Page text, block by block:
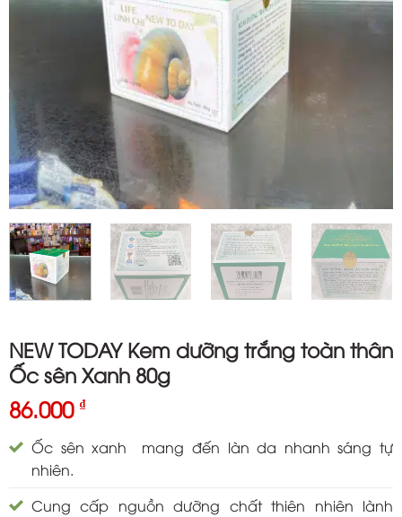
NEW TODAY Kem dưỡng trắng toàn thân
Ốc sên Xanh 80g
86.000 ₫
Ốc sên xanh mang đến làn da nhanh sáng tự
nhiên.
Cung cấp nguồn dưỡng chất thiên nhiên lành